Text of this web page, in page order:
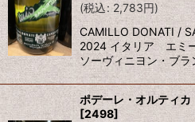
(税込: 2,783円)
CAMILLO DONATI /
2024 イタリア エミ
ソーヴィニヨン・ブ
ポデーレ・オルテ
[2498]